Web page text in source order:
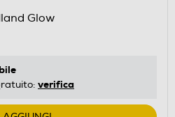
Glow
verifica